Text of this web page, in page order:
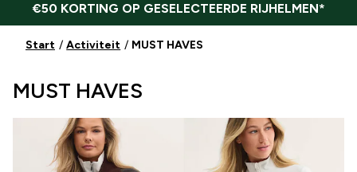
€50 KORTING OP GESELECTEERDE RIJHELMEN*
Start Activiteit MUST HAVES
MUST HAVES